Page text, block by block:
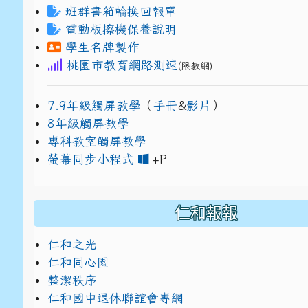
班群書箱輪換回報單
電動板擦機保養說明
學生名牌製作
桃園市教育網路測速 (限教網)
7.9年級觸屏教學 （ 手冊&影片 ）
8年級觸屏教學
專科教室觸屏教學
螢幕同步小程式
+Plink to https://
link to https://
仁和報報
仁和之光
仁和同心園
整潔秩序
仁和國中退休聯誼會專網